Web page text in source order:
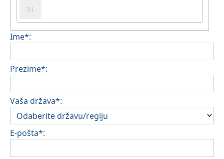
31
Ime*:
Prezime*:
Vaša država*:
E-pošta*: